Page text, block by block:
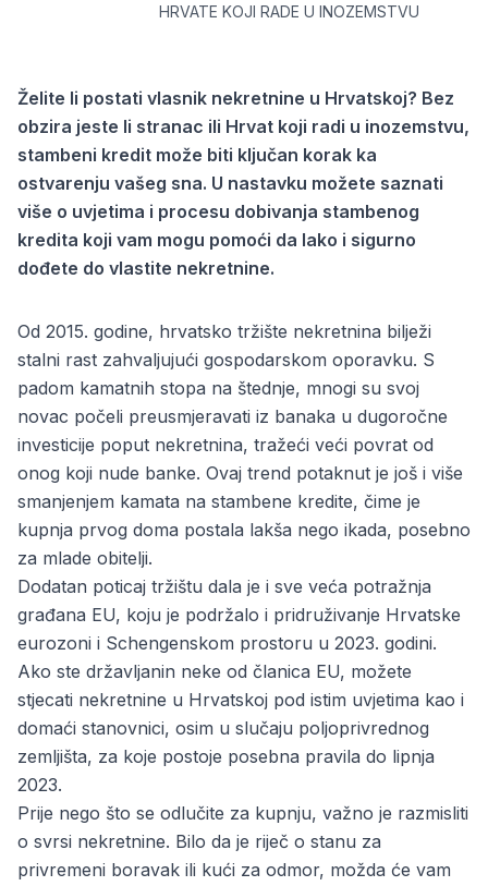
HRVATE KOJI RADE U INOZEMSTVU
Želite li postati vlasnik nekretnine u Hrvatskoj? Bez
obzira jeste li stranac ili Hrvat koji radi u inozemstvu,
stambeni kredit može biti ključan korak ka
ostvarenju vašeg sna. U nastavku možete saznati
više o uvjetima i procesu dobivanja stambenog
kredita koji vam mogu pomoći da lako i sigurno
dođete do vlastite nekretnine.
Od 2015. godine, hrvatsko tržište nekretnina bilježi
stalni rast zahvaljujući gospodarskom oporavku. S
padom kamatnih stopa na štednje, mnogi su svoj
novac počeli preusmjeravati iz banaka u dugoročne
investicije poput nekretnina, tražeći veći povrat od
onog koji nude banke. Ovaj trend potaknut je još i više
smanjenjem kamata na stambene kredite, čime je
kupnja prvog doma postala lakša nego ikada, posebno
za mlade obitelji.
Dodatan poticaj tržištu dala je i sve veća potražnja
građana EU, koju je podržalo i pridruživanje Hrvatske
eurozoni i Schengenskom prostoru u 2023. godini.
Ako ste državljanin neke od članica EU, možete
stjecati nekretnine u Hrvatskoj pod istim uvjetima kao i
domaći stanovnici, osim u slučaju poljoprivrednog
zemljišta, za koje postoje posebna pravila do lipnja
2023.
Prije nego što se odlučite za kupnju, važno je razmisliti
o svrsi nekretnine. Bilo da je riječ o stanu za
privremeni boravak ili kući za odmor, možda će vam